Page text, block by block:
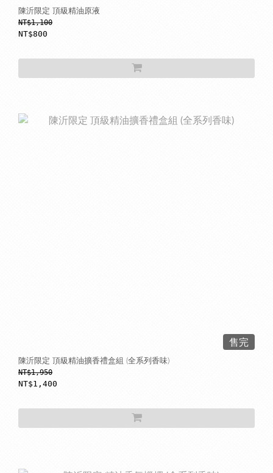
陳沂限定 頂級精油原液
NT$1,100
NT$800
售完
陳沂限定 頂級精油擴香禮盒組 (全系列香味)
NT$1,950
NT$1,400